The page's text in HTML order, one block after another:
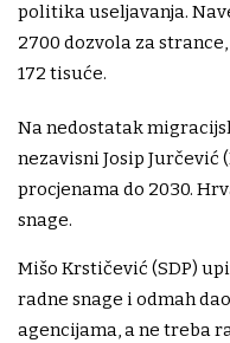
politika useljavanja.
2700 dozvola za
172 tisuće.
Na nedostatak
nezavisni Josip Jurčević
procjenama do 2030.
snage.
Mišo Krstičević (SDP)
radne snage i odmah
agencijama, a ne treba